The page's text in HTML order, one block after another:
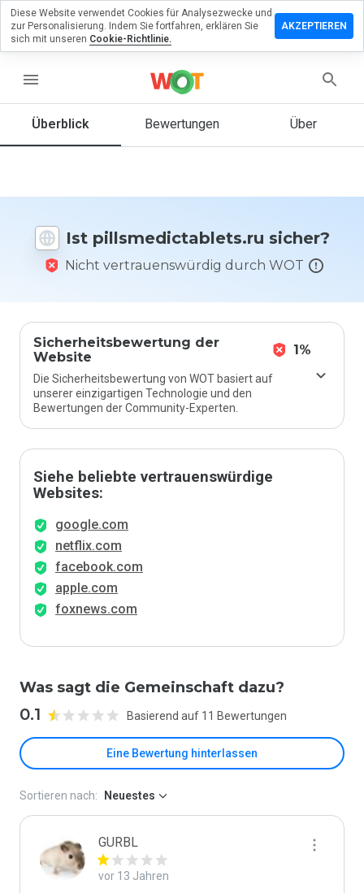
menu
Überblick Bewertungen Über
Ist pillsmedictablets.ru sicher?
Nicht vertrauenswürdig durch WOT
Sicherheitsbewertung der
Website
1%
Die Sicherheitsbewertung von WOT basiert auf
unserer einzigartigen Technologie und den
Bewertungen der Community-Experten.
Siehe beliebte vertrauenswürdige
Websites:
google.com
netflix.com
facebook.com
apple.com
foxnews.com
Was sagt die Gemeinschaft dazu?
0.1 Basierend auf 11 Bewertungen
Eine Bewertung hinterlassen
Sie
zu
Wie
Website
Skala von
1 bis 5
bewerten?
Sortieren nach: Neuestes
GURBL
vor 13 Jahren
Diese Website verwendet Cookies für Analysezwecke und
zur Personalisierung. Indem Sie fortfahren, erklären Sie
sich mit unseren Cookie-Richtlinie.
AKZEPTIEREN